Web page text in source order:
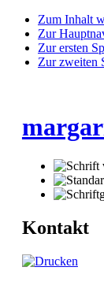
Zum Inhalt
Zur
Zur ersten
Zur zweiten
Kontakt